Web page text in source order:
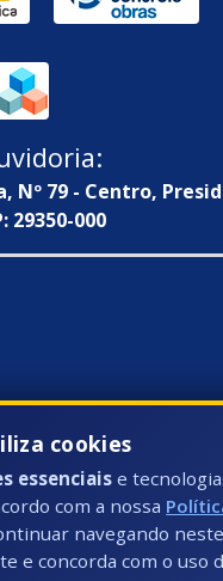
Nº 79 - Centro,
29350-000
cookies
essenciais e
com a nossa
navegando
e concorda com o uso